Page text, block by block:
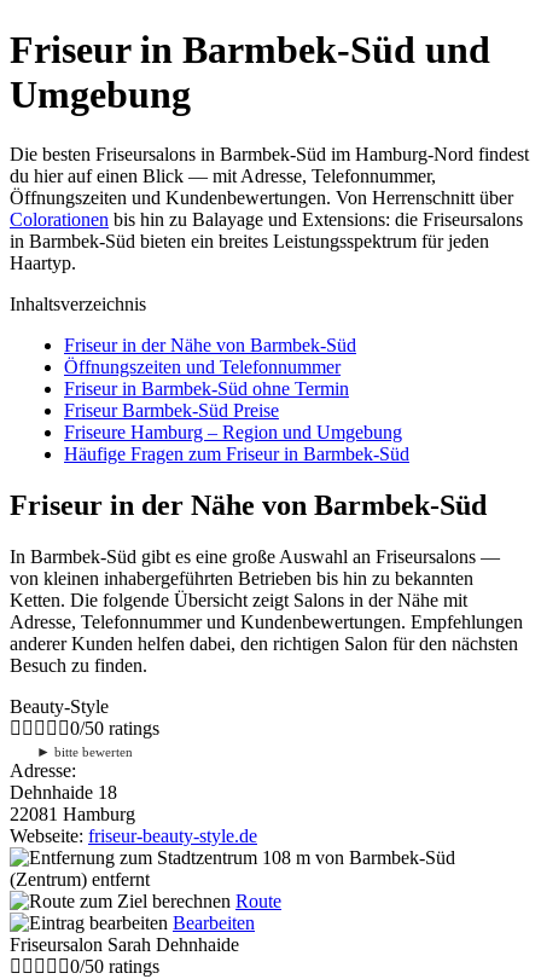
Friseur in Barmbek-Süd und
Umgebung
Die besten Friseursalons in Barmbek-Süd im Hamburg-Nord findest
du hier auf einen Blick — mit Adresse, Telefonnummer,
Öffnungszeiten und Kundenbewertungen. Von Herrenschnitt über
Colorationen bis hin zu Balayage und Extensions: die Friseursalons
in Barmbek-Süd bieten ein breites Leistungsspektrum für jeden
Haartyp.
Inhaltsverzeichnis
Friseur in der Nähe von Barmbek-Süd
Öffnungszeiten und Telefonnummer
Friseur in Barmbek-Süd ohne Termin
Friseur Barmbek-Süd Preise
Friseure Hamburg – Region und Umgebung
Häufige Fragen zum Friseur in Barmbek-Süd
Friseur in der Nähe von Barmbek-Süd
In Barmbek-Süd gibt es eine große Auswahl an Friseursalons —
von kleinen inhabergeführten Betrieben bis hin zu bekannten
Ketten. Die folgende Übersicht zeigt Salons in der Nähe mit
Adresse, Telefonnummer und Kundenbewertungen. Empfehlungen
anderer Kunden helfen dabei, den richtigen Salon für den nächsten
Besuch zu finden.
Beauty-Style
0/50 ratings
► bitte bewerten
Adresse:
Dehnhaide 18
22081 Hamburg
Webseite: friseur-beauty-style.de
108 m von Barmbek-Süd
(Zentrum) entfernt
Route
Bearbeiten
Friseursalon Sarah Dehnhaide
0/50 ratings